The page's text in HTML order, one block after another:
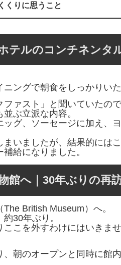
くりに思うこと
テルのコンチネンタ
ングで朝食をしっかりいた
ファスト」と聞いていたの
ぶ立派な内容。
グ、ソーセージに加え、
いましたが、結果的には
給になりました。
館へ｜30年ぶりの再
British Museum）へ。
30年ぶり。
こを外すわけにはいきませ
朝のオープンと同時に館